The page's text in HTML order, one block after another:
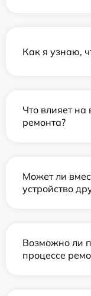
Как я узнаю,
Что влияет
ремонта?
Может ли
устройство
Возможно ли
процессе